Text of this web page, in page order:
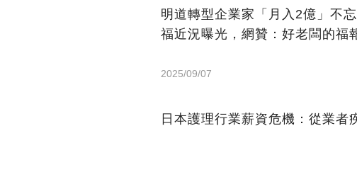
明道轉型企業家「月入2億」不
福近況曝光，網贊：好老闆的福
2025/09/07
日本護理行業薪資危機：從業